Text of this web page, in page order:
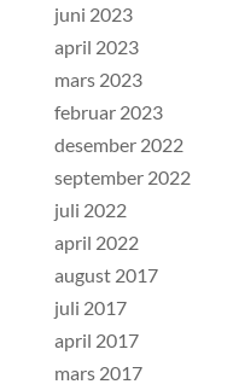
juni 2023
april 2023
mars 2023
februar 2023
desember 2022
september 2022
juli 2022
april 2022
august 2017
juli 2017
april 2017
mars 2017